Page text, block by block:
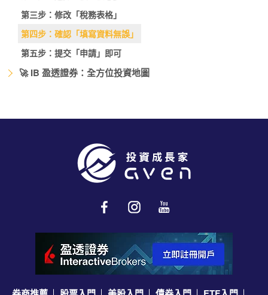
第三步：修改「稅務表格」
第四步：確認「填寫資料無誤」
第五步：提交「申請」即可
🚀 IB 盈透證券：全方位投資地圖